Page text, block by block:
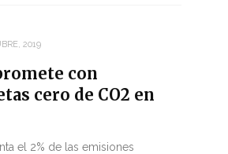
2019
con
cero de CO2 en
el 2% de las emisiones